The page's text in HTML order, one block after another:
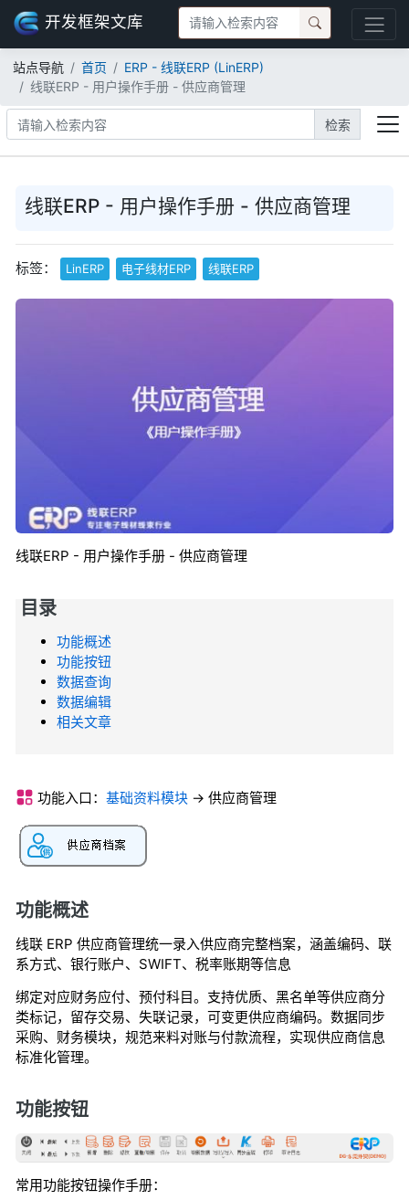
开发框架文库
站点导航 首页
ERP - 线联ERP (LinERP)
线联ERP - 用户操作手册 - 供应商管理
检索
线联ERP - 用户操作手册 - 供应商管理
标签： LinERP 电子线材ERP 线联ERP
线联ERP - 用户操作手册 - 供应商管理
目录
功能概述
功能按钮
数据查询
数据编辑
相关文章
功能入口： 基础资料模块 -> 供应商管理
功能概述
线联 ERP 供应商管理统一录入供应商完整档案，涵盖编码、联
系方式、银行账户、SWIFT、税率账期等信息
绑定对应财务应付、预付科目。支持优质、黑名单等供应商分
类标记，留存交易、失联记录，可变更供应商编码。数据同步
采购、财务模块，规范来料对账与付款流程，实现供应商信息
标准化管理。
功能按钮
常用功能按钮操作手册：